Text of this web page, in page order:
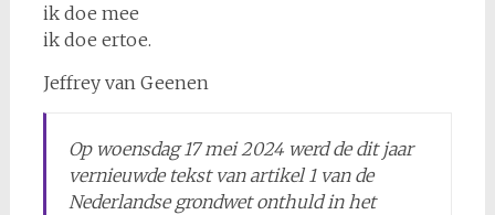
ik doe mee
ik doe ertoe.
Jeffrey van Geenen
Op woensdag 17 mei 2024 werd de dit jaar
vernieuwde tekst van artikel 1 van de
Nederlandse grondwet onthuld in het